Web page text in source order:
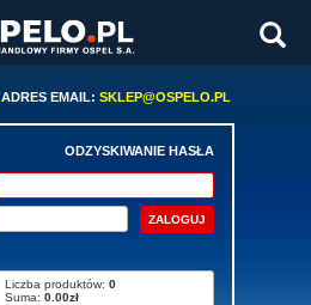
ADRES EMAIL: SKLEP@OSPELO.PL
ODZYSKIWANIE HASŁA
Liczba produktów: 0
Suma: 0.00zł